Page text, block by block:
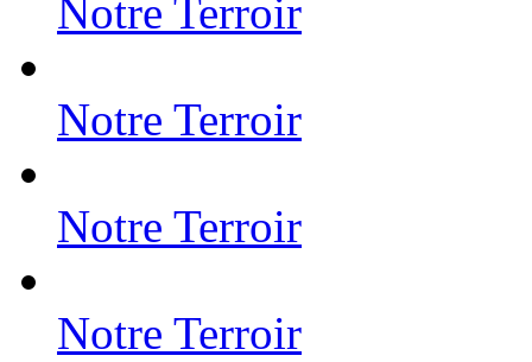
Notre Terroir
Notre Terroir
Notre Terroir
Notre Terroir